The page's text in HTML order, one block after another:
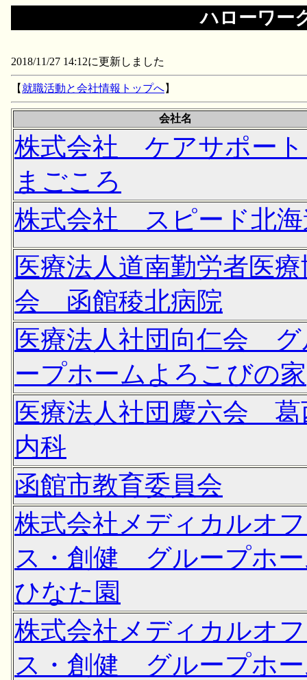
ハローワー
2018/11/27 14:12に更新しました
【 就職活動と会社情報トップへ】
会社名
株式会社 ケアサポー
まごころ
株式会社 スピード北海
医療法人道南勤労者医療
会 函館稜北病院
医療法人社団向仁会 グ
ープホームよろこびの家
医療法人社団慶六会 葛
内科
函館市教育委員会
株式会社メディカルオ
ス・創健 グループホ
ひなた園
株式会社メディカルオ
ス・創健 グループホ